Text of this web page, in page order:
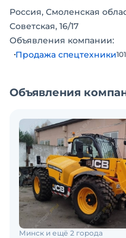
Россия, Смоленская
Советская, 16/17
Объявления компании:
Продажа спецтехники101
Объявления
Минск и ещё 2 города